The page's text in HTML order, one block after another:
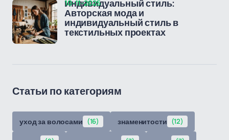
Индивидуальный стиль:
Авторская мода и
индивидуальный стиль в
текстильных проектах
10-11-2025
Статьи по категориям
уход за волосами (16) знаменитости (12)